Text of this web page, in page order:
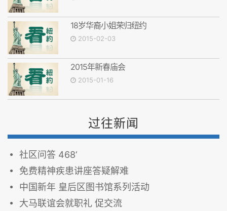
18岁华裔小姐荣归纽约
2015-02-03
2015年新春庙会
2015-01-16
过往新闻
社区问答 468‘
免费精神疾患讲座答疑解难
中国新年 皇后区图书馆系列活动
大马联谊会就职礼 促交流